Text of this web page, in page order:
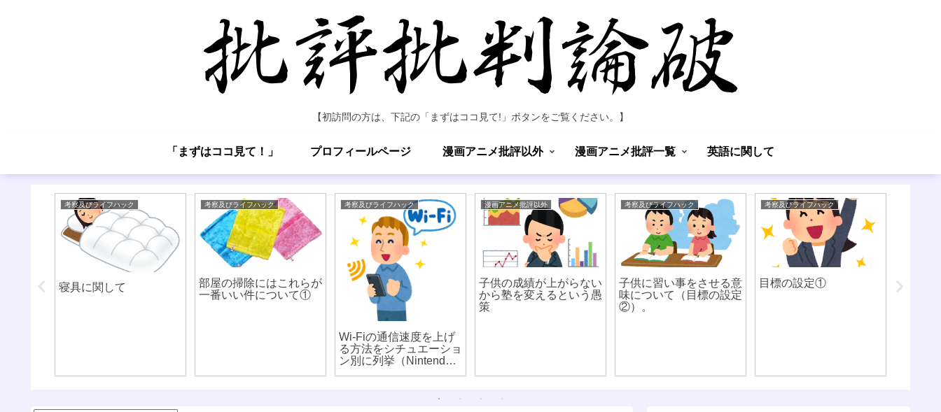
【初訪問の方は、下記の「まずはココ見て!」ボタンをご覧ください。】
「まずはココ見て！」 プロフィールページ 漫画アニメ批評以外 漫画アニメ批評一覧 英語に関して
考察及びライフハック
寝具に関して
考察及びライフハック
部屋の掃除にはこれらが
一番いい件について①
考察及びライフハック
Wi-Fiの通信速度を上げ
る方法をシチュエーショ
ン別に列挙（Nintendo
漫画アニメ批評以外
子供の成績が上がらない
から塾を変えるという愚
策
考察及びライフハック
子供に習い事をさせる意
味について（目標の設定
②）。
考察及びライフハック
目標の設定①
ルービ
いて